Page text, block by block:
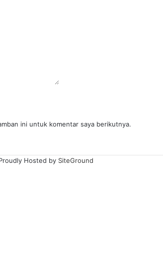
ini untuk komentar saya berikutnya.
Proudly Hosted by SiteGround